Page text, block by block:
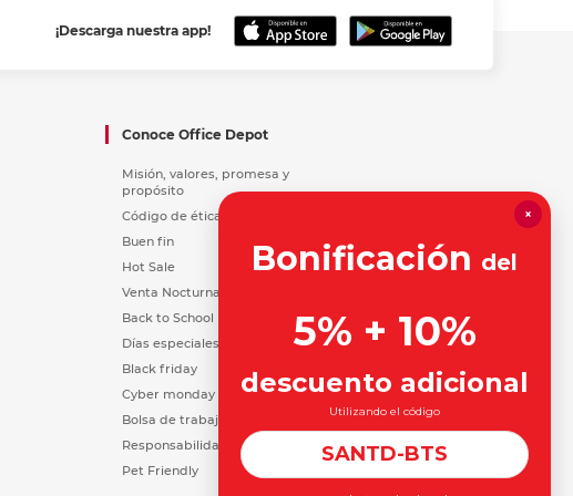
¡Descarga nuestra app!
Conoce Office Depot
Misión, valores, promesa y
propósito
Código de ética y conducta
Buen fin
Hot Sale
Venta Nocturna
Back to School
Días especiales
Black friday
Cyber monday
Bolsa de trabajo
Responsabilidad Social
Pet Friendly
×
Bonificación del
5% + 10%
descuento adicional
Utilizando el código
SANTD-BTS